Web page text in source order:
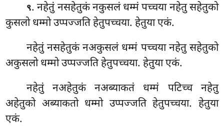
९. नहेतुं नसहेतुकं नकुसलं धम्मं पच्चया नहेतु सहेतुको
कुसलो धम्मो उप्पज्जति हेतुपच्चया. हेतुया एकं.
नहेतुं नसहेतुकं नअकुसलं धम्मं पच्चया नहेतु सहेतुको
अकुसलो धम्मो उप्पज्जति हेतुपच्चया. हेतुया एकं.
नहेतुं नअहेतुकं नअब्याकतं धम्मं पटिच्च नहेतु
अहेतुको अब्याकतो धम्मो उप्पज्जति हेतुपच्चया. हेतुया
एकं.